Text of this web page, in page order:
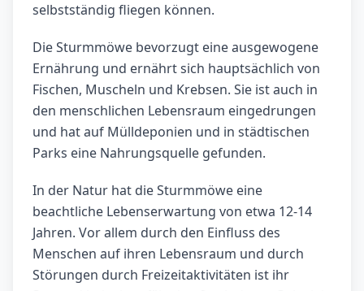
selbstständig fliegen können.
Die Sturmmöwe bevorzugt eine ausgewogene
Ernährung und ernährt sich hauptsächlich von
Fischen, Muscheln und Krebsen. Sie ist auch in
den menschlichen Lebensraum eingedrungen
und hat auf Mülldeponien und in städtischen
Parks eine Nahrungsquelle gefunden.
In der Natur hat die Sturmmöwe eine
beachtliche Lebenserwartung von etwa 12-14
Jahren. Vor allem durch den Einfluss des
Menschen auf ihren Lebensraum und durch
Störungen durch Freizeitaktivitäten ist ihr